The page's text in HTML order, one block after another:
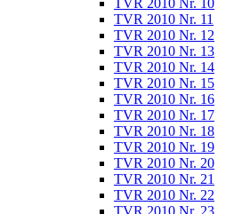
TVR 2010 Nr. 10
TVR 2010 Nr. 11
TVR 2010 Nr. 12
TVR 2010 Nr. 13
TVR 2010 Nr. 14
TVR 2010 Nr. 15
TVR 2010 Nr. 16
TVR 2010 Nr. 17
TVR 2010 Nr. 18
TVR 2010 Nr. 19
TVR 2010 Nr. 20
TVR 2010 Nr. 21
TVR 2010 Nr. 22
TVR 2010 Nr. 23